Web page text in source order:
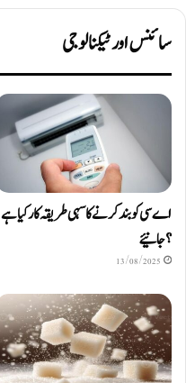
سائنس اور ٹیکنالوجی
اے سی کو بند کرنے کا سہی طریقہ کار کیا ہے
؟ جانیئے
13/08/2025